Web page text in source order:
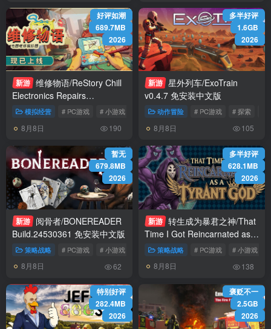
好评如潮
689.7MB
2026
新游 维修物语/ReStory Chill
Electronics Repairs
Build.24593369 免安装中文版
模拟经营 # PC游戏 # 小游戏 # 模拟经营
8月8日 190
多半好评
1.6GB
2026
新游 星外列车/ExoTrain
v0.4.7 免安装中文版
动作冒险 # PC游戏 # 探索
8月8日 105
暂无
679.8MB
2026
新游 阅骨者/BONEREADER
Build.24530361 免安装中文版
策略战略 # PC游戏 # 小游戏 # 策略
8月8日 62
多半好评
628.1MB
2026
新游 转生成为暴君之神/That
Time I Got Reincarnated as a
Tyrant God Build.24558228
免安装中文版
策略战略 # PC游戏 # 小游戏
8月8日 138
特别好评
282.4MB
2026
褒贬不一
2.5GB
2026